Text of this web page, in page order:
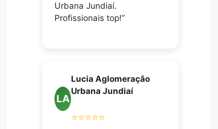
Urbana Jundiaí.
Profissionais top!”
LA
Lucia Aglomeração
Urbana Jundiaí
⭐⭐⭐⭐⭐